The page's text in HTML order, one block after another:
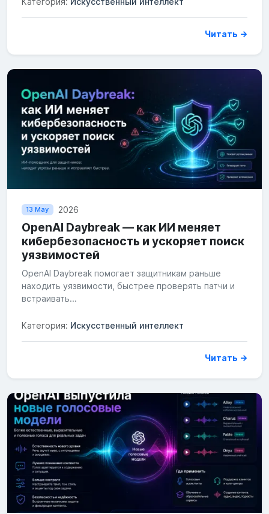
Читать →
13 May 2026
OpenAI Daybreak — как ИИ меняет
кибербезопасность и ускоряет поиск
уязвимостей
OpenAI Daybreak помогает защитникам раньше
находить уязвимости, быстрее проверять патчи и
встраивать...
Категория: Искусственный интеллект
Читать →